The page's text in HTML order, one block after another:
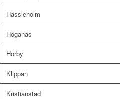
Hässleholm
Höganäs
Hörby
Klippan
Kristianstad